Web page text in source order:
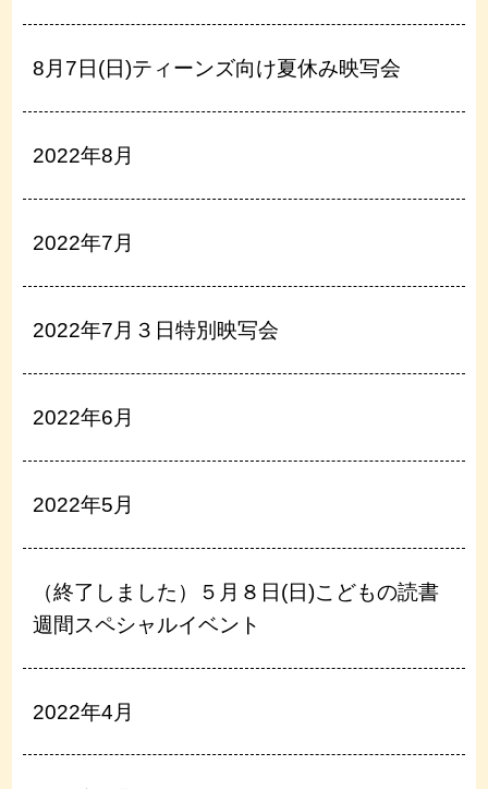
8月7日(日)ティーンズ向け夏休み映写会
2022年8月
2022年7月
2022年7月３日特別映写会
2022年6月
2022年5月
（終了しました）５月８日(日)こどもの読書
週間スペシャルイベント
2022年4月